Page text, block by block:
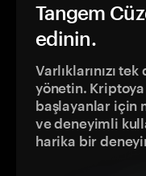
Tangem
edinin.
Varlıklarınızı
yönetin.
başlayanlar için
ve deneyimli
harika bir